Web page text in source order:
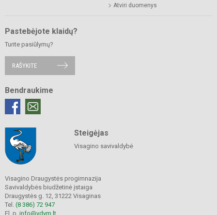
Atviri duomenys
Pastebėjote klaidų?
Turite pasiūlymų?
RAŠYKITE
Bendraukime
Steigėjas
Visagino savivaldybė
Visagino Draugystės progimnazija
Savivaldybės biudžetinė įstaiga
Draugystės g. 12, 31222 Visaginas
Tel. (8 386) 72 947
El. p. info@vdvm.lt